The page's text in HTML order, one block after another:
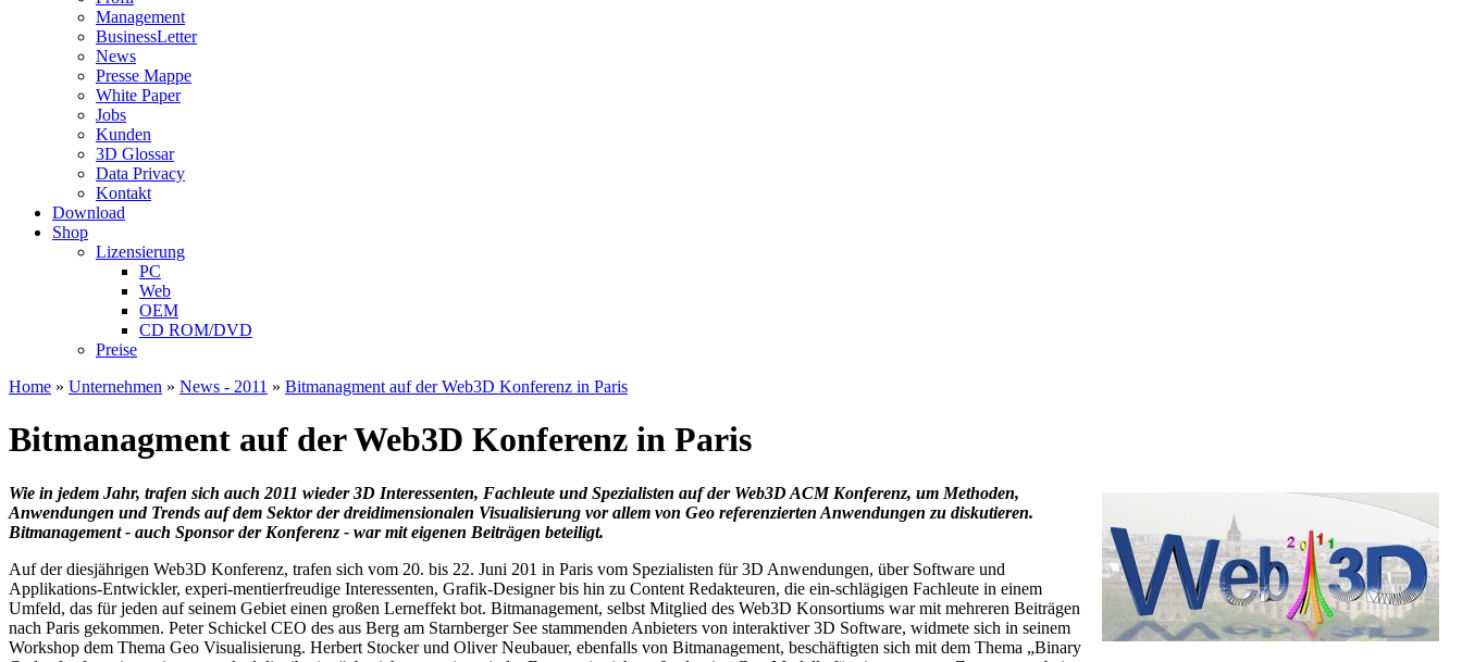
Management
BusinessLetter
News
Presse Mappe
White Paper
Jobs
Kunden
3D Glossar
Data Privacy
Kontakt
Download
Shop
Lizensierung
PC
Web
OEM
CD ROM/DVD
Preise
Home » Unternehmen » News - 2011 » Bitmanagment auf der Web3D Konferenz in Paris
Bitmanagment auf der Web3D Konferenz in Paris
Wie in jedem Jahr, trafen sich auch 2011 wieder 3D Interessenten, Fachleute und Spezialisten auf der Web3D ACM Konferenz, um Methoden,
Anwendungen und Trends auf dem Sektor der dreidimensionalen Visualisierung vor allem von Geo referenzierten Anwendungen zu diskutieren.
Bitmanagement - auch Sponsor der Konferenz - war mit eigenen Beiträgen beteiligt.
Auf der diesjährigen Web3D Konferenz, trafen sich vom 20. bis 22. Juni 201 in Paris vom Spezialisten für 3D Anwendungen, über Software und
Applikations-Entwickler, experi-mentierfreudige Interessenten, Grafik-Designer bis hin zu Content Redakteuren, die ein-schlägigen Fachleute in einem
Umfeld, das für jeden auf seinem Gebiet einen großen Lerneffekt bot. Bitmanagement, selbst Mitglied des Web3D Konsortiums war mit mehreren Beiträgen
nach Paris gekommen. Peter Schickel CEO des aus Berg am Starnberger See stammenden Anbieters von interaktiver 3D Software, widmete sich in seinem
Workshop dem Thema Geo Visualisierung. Herbert Stocker und Oliver Neubauer, ebenfalls von Bitmanagement, beschäftigten sich mit dem Thema „Binary